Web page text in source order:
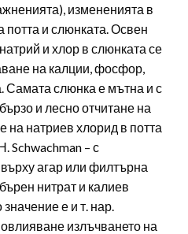
измененията в
потта и слюнката. Освен
и хлор в слюнката се
на калции, фосфор,
Самата слюнка е мътна и с
и лесно отчитане на
натриев хлорид в потта
Schwachman – с
агар или филтърна
нитрат и калиев
е и т. нар.
излъчването на